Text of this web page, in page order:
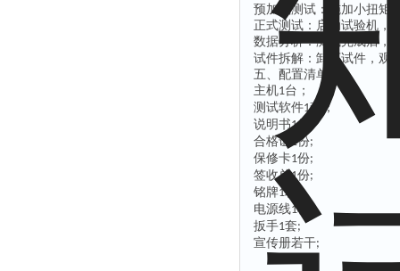
预加载测试：施加小扭矩
正式测试：启动试验机，
数据分析：测试完成后，
试件拆解：卸下试件，观
五、配置清单
主机1台；
测试软件1套；
说明书1份
合格证 1份;
保修卡1份;
签收单1份;
铭牌1块
电源线1根
扳手1套;
宣传册若干;